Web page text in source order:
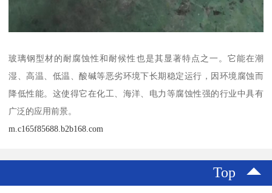
玻璃钢型材的耐腐蚀性和耐候性也是其显著特点之一。它能在潮
湿、高温、低温、酸碱等恶劣环境下长期稳定运行，因环境腐蚀而
降低性能。这使得它在化工、海洋、电力等腐蚀性强的行业中具有
广泛的应用前景。
m.c165f85688.b2b168.com
Top